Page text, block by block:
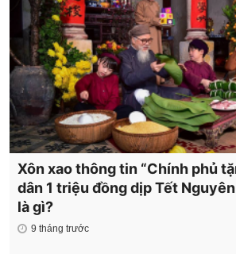
Xôn xao thông tin “Chính phủ
dân 1 triệu đồng dịp Tết
là gì?
9 tháng trước